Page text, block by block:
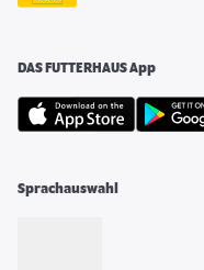
DAS FUTTERHAUS App
Sprachauswahl